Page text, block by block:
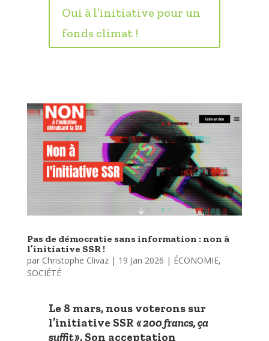
Oui à l’initiative pour un
fonds climat !
Pas de démocratie sans information : non à
l’initiative SSR !
par Christophe Clivaz| 19 Jan 2026 | ÉCONOMIE,
SOCIÉTÉ
Le 8 mars, nous voterons sur
l’initiative SSR « 200 francs, ça
suffit ». Son acceptation